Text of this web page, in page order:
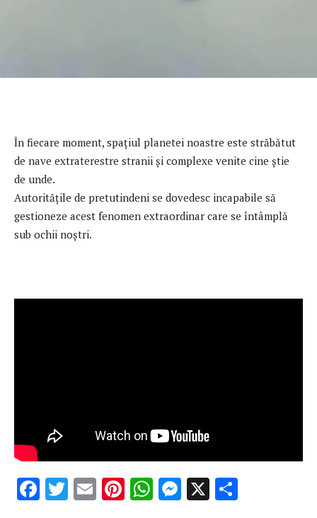
În fiecare moment, spaţiul planetei noastre este străbătut
de nave extraterestre stranii şi complexe venite cine ştie
de unde.
Autorităţile de pretutindeni se dovedesc incapabile să
gestioneze acest fenomen extraordinar care se întâmplă
sub ochii noştri.
F T E Pi W M X